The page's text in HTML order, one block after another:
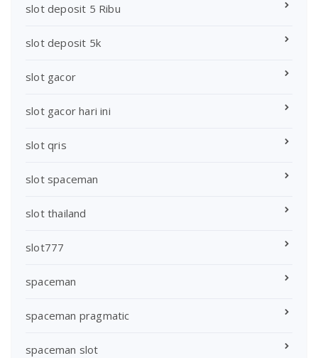
slot deposit 5 Ribu
slot deposit 5k
slot gacor
slot gacor hari ini
slot qris
slot spaceman
slot thailand
slot777
spaceman
spaceman pragmatic
spaceman slot